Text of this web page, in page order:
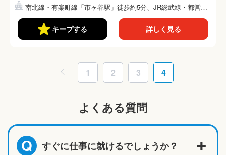
南北線・有楽町線「市ヶ谷駅」徒歩約5分、JR総武線・都営新
宿...
キープする 詳しく見る
1 2 3 4
よくある質問
Q すぐに仕事に就けるでしょうか？